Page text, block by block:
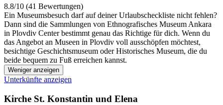
8.8/10 (41 Bewertungen)
Ein Museumsbesuch darf auf deiner Urlaubscheckliste nicht fehlen?
Dann sind die Sammlungen von Ethnografisches Museum Ankara
in Plovdiv Center bestimmt genau das Richtige für dich. Wenn du
das Angebot an Museen in Plovdiv voll ausschöpfen möchtest,
besichtige Geschichtsmuseum oder Historisches Museum, die du
beide bequem zu Fuß erreichen kannst.
Weniger anzeigen
Unterkünfte anzeigen
Kirche St. Konstantin und Elena